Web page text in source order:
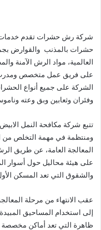
شركة رش حشرات تقدم خدمات
حشرات بالمذنب والقوارض
العالمية، مواد الرش الآمنة
على فريق عمل متخصص
الشركة على جميع أنواع
وفئران وثعابين وبق وعته
تتبع شركة مكافحة النمل
ومنتظمة في مهمة التخلص من
المعالجة العامة، عن طريق
على هيئة محاليل حول أسوار
والشقوق التي تعد المسكن
عقب الانتهاء من مرحلة
إلى استخدام المساحيق
ظاهرة التي تعد أماكن مخصصة